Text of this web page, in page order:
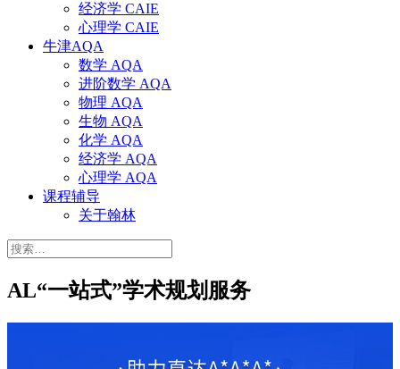
经济学 CAIE
心理学 CAIE
牛津AQA
数学 AQA
进阶数学 AQA
物理 AQA
生物 AQA
化学 AQA
经济学 AQA
心理学 AQA
课程辅导
关于翰林
搜
AL“一站式”学术规划服务